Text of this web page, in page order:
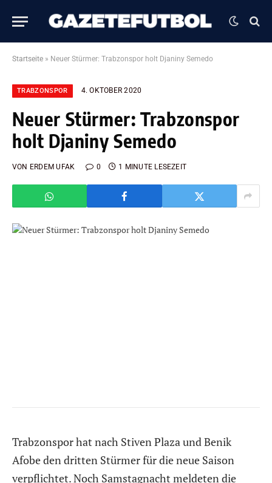
Startseite » Neuer Stürmer: Trabzonspor holt Djaniny Semedo
TRABZONSPOR 4. OKTOBER 2020
Neuer Stürmer: Trabzonspor
holt Djaniny Semedo
VON ERDEM UFAK 0 1 MINUTE LESEZEIT
Trabzonspor hat nach Stiven Plaza und Benik
Afobe den dritten Stürmer für die neue Saison
verpflichtet. Noch Samstagnacht meldeten die